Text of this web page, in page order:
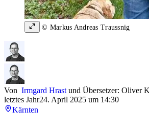
© Markus Andreas Traussnig
Von Irmgard Hrast und Übersetzer: Oliver
letztes Jahr24. April 2025 um 14:30
Kärnten